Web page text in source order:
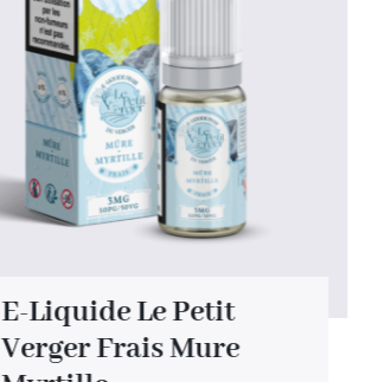
E-Liquide Le Petit
Verger Frais Mure